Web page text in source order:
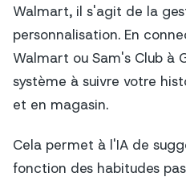
Walmart, il s'agit de la
personnalisation. En
Walmart ou Sam's Club à
système à suivre votre
et en magasin.
Cela permet à l'IA de
fonction des habitudes